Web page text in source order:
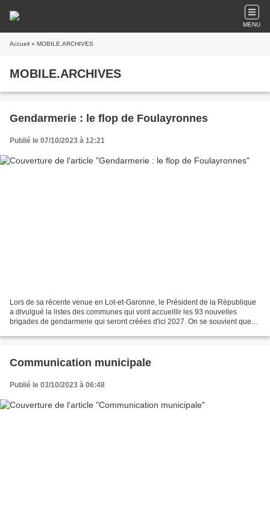
MENU
Accueil » MOBILE.ARCHIVES
MOBILE.ARCHIVES
Gendarmerie : le flop de Foulayronnes
Publié le 07/10/2023 à 12:21
Lors de sa récente venue en Lot-et-Garonne, le Président de la République
a divulgué la listes des communes qui vont accueillir les 93 nouvelles
brigades de gendarmerie qui seront créées d'ici 2027. On se souvient que
Communication municipale
Publié le 03/10/2023 à 06:48